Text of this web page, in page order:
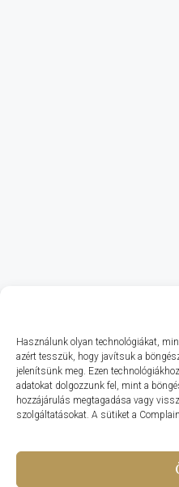
Használunk olyan technológiákat,
azért tesszük, hogy javítsuk a
jelenítsünk meg. Ezen
adatokat dolgozzunk fel, mint a
hozzájárulás megtagadása vagy
szolgáltatásokat. A sütiket a